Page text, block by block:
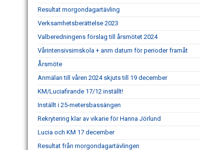
Resultat morgondagartävling
Verksamhetsberättelse 2023
Valberedningens förslag till årsmötet 2024
Vårintensivsimskola + anm datum för perioder framåt
Årsmöte
Anmälan till våren 2024 skjuts till 19 december
KM/Luciafirande 17/12 inställt!
Inställt i 25-metersbassängen
Rekrytering klar av vikarie för Hanna Jörlund
Lucia och KM 17 december
Resultat från morgondagartävlingen